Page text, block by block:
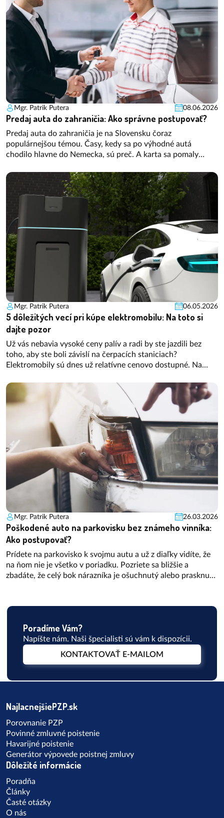
Mgr. Patrik Putera 08.06.2026
Predaj auta do zahraničia: Ako správne postupovať?
Predaj auta do zahraničia je na Slovensku čoraz
populárnejšou témou. Časy, kedy sa po výhodné autá
chodilo hlavne do Nemecka, sú preč. A karta sa pomaly
hľadať a kupovať autá u nás. V tomto článku vám poradíme,
ako správne postupovať pri predaji vozidla do EÚ, aby ste sa
vyhli častým chybám.
Mgr. Patrik Putera 06.05.2026
5 dôležitých vecí pri kúpe elektromobilu: Na toto si
dajte pozor
Už vás nebavia vysoké ceny palív a radi by ste jazdili bez
toho, aby ste boli závislí na čerpacích staniciach?
Elektromobily sú dnes už relatívne cenovo dostupné. Na
cenovkou hlboko pod 20 000 €. Na prvý pohľad výhodný
kúsok sa vám však môže vypomstiť. Na ktoré kľúčové veci si
dávať pozor, aby ste skôr či neskôr kúpu elektrického vozidla
Mgr. Patrik Putera 26.03.2026
Poškodené auto na parkovisku bez známeho vinníka:
Ako postupovať?
Prídete na parkovisko k svojmu autu a už z diaľky vidíte, že
na ňom nie je všetko v poriadku. Pozriete sa bližšie a
zbadáte, že celý bok nárazníka je ošuchnutý alebo prasknutý.
postupovať správne, aby ste nemuseli škody platiť z
Poradíme Vám?
Napíšte nám. Naši špecialisti sú vám k dispozícii.
KONTAKTOVAŤ E-MAILOM
NajlacnejšiePZP.sk
Porovnanie PZP
Povinné zmluvné poistenie
Havarijné poistenie
Generátor výpovede poistnej zmluvy
Dôležité informácie
Poradňa
Články
Časté otázky
O nás